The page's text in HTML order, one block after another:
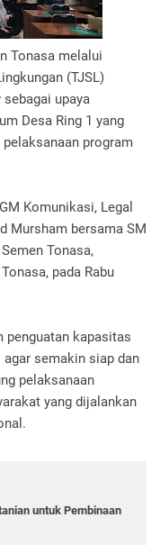
Tonasa melalui
(TJSL)
upaya
Desa Ring 1 yang
program
Komunikasi, Legal
Mursham bersama SM
Tonasa,
pada Rabu
penguatan kapasitas
agar semakin siap dan
pelaksanaan
yang dijalankan
untuk Pembinaan